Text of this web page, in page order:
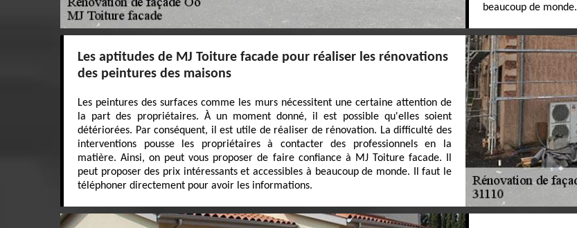
beaucoup de monde.
Les aptitudes de MJ Toiture facade pour réaliser les rénovations
des peintures des maisons
Les peintures des surfaces comme les murs nécessitent une certaine attention de
la part des propriétaires. À un moment donné, il est possible qu'elles soient
détériorées. Par conséquent, il est utile de réaliser de rénovation. La difficulté des
interventions pousse les propriétaires à contacter des professionnels en la
matière. Ainsi, on peut vous proposer de faire confiance à MJ Toiture facade. Il
peut proposer des prix intéressants et accessibles à beaucoup de monde. Il faut le
téléphoner directement pour avoir les informations.